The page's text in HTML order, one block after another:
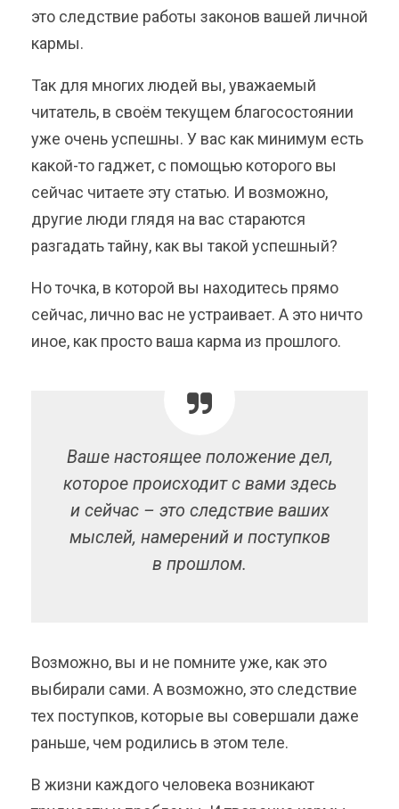
это следствие работы законов вашей личной
кармы.
Так для многих людей вы, уважаемый
читатель, в своём текущем благосостоянии
уже очень успешны. У вас как минимум есть
какой-то гаджет, с помощью которого вы
сейчас читаете эту статью. И возможно,
другие люди глядя на вас стараются
разгадать тайну, как вы такой успешный?
Но точка, в которой вы находитесь прямо
сейчас, лично вас не устраивает. А это ничто
иное, как просто ваша карма из прошлого.
Ваше настоящее положение дел,
которое происходит с вами здесь
и сейчас – это следствие ваших
мыслей, намерений и поступков
в прошлом.
Возможно, вы и не помните уже, как это
выбирали сами. А возможно, это следствие
тех поступков, которые вы совершали даже
раньше, чем родились в этом теле.
В жизни каждого человека возникают